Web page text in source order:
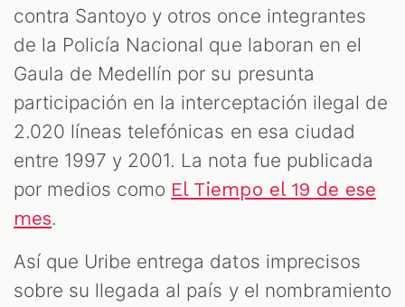
contra Santoyo y otros once integrantes
de la Policía Nacional que laboran en el
Gaula de Medellín por su presunta
participación en la interceptación ilegal de
2.020 líneas telefónicas en esa ciudad
entre 1997 y 2001. La nota fue publicada
por medios como El Tiempo el 19 de ese
mes.
Así que Uribe entrega datos imprecisos
sobre su llegada al país y el nombramiento